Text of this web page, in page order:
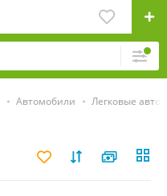
Автомобили Легковые